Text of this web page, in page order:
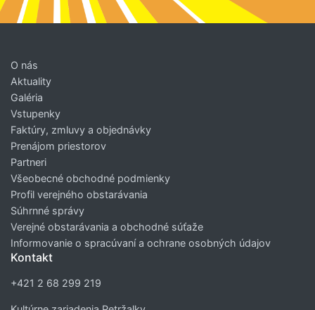
O nás
Aktuality
Galéria
Vstupenky
Faktúry, zmluvy a objednávky
Prenájom priestorov
Partneri
Všeobecné obchodné podmienky
Profil verejného obstarávania
Súhrnné správy
Verejné obstarávania a obchodné súťaže
Informovanie o spracúvaní a ochrane osobných údajov
Kontakt
+421 2 68 299 219